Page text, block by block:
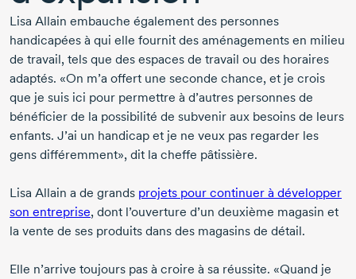
Lisa Allain embauche également des personnes
handicapées à qui elle fournit des aménagements en milieu
de travail, tels que des espaces de travail ou des horaires
adaptés. «On m’a offert une seconde chance, et je crois
que je suis ici pour permettre à d’autres personnes de
bénéficier de la possibilité de subvenir aux besoins de leurs
enfants. J’ai un handicap et je ne veux pas regarder les
gens différemment», dit la cheffe pâtissière.
Lisa Allain a de grands projets pour continuer à développer
son entreprise, dont l’ouverture d’un deuxième magasin et
la vente de ses produits dans des magasins de détail.
Elle n’arrive toujours pas à croire à sa réussite. «Quand je